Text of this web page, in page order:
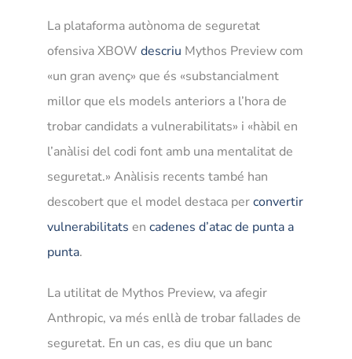
La plataforma autònoma de seguretat
ofensiva XBOW descriu Mythos Preview com
«un gran avenç» que és «substancialment
millor que els models anteriors a l’hora de
trobar candidats a vulnerabilitats» i «hàbil en
l’anàlisi del codi font amb una mentalitat de
seguretat.» Anàlisis recents també han
descobert que el model destaca perconvertir
vulnerabilitats en cadenes d’atac de punta a
punta.
La utilitat de Mythos Preview, va afegir
Anthropic, va més enllà de trobar fallades de
seguretat. En un cas, es diu que un banc